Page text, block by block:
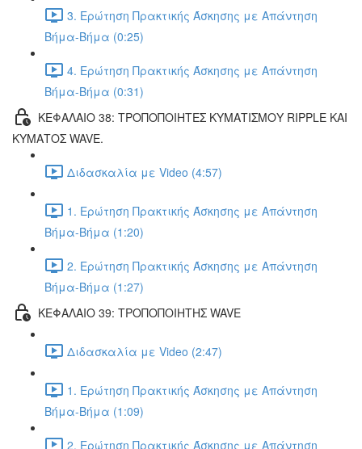
3. Ερώτηση Πρακτικής Άσκησης με Απάντηση
Βήμα-Βήμα (0:25)
4. Ερώτηση Πρακτικής Άσκησης με Απάντηση
Βήμα-Βήμα (0:31)
ΚΕΦΑΛΑΙΟ 38: ΤΡΟΠΟΠΟΙΗΤΕΣ ΚΥΜΑΤΙΣΜΟΥ RIPPLE ΚΑΙ
ΚΥΜΑΤΟΣ WAVE.
Διδασκαλία με Video (4:57)
1. Ερώτηση Πρακτικής Άσκησης με Απάντηση
Βήμα-Βήμα (1:20)
2. Ερώτηση Πρακτικής Άσκησης με Απάντηση
Βήμα-Βήμα (1:27)
ΚΕΦΑΛΑΙΟ 39: ΤΡΟΠΟΠΟΙΗΤΗΣ WAVE
Διδασκαλία με Video (2:47)
1. Ερώτηση Πρακτικής Άσκησης με Απάντηση
Βήμα-Βήμα (1:09)
2. Ερώτηση Πρακτικής Άσκησης με Απάντηση